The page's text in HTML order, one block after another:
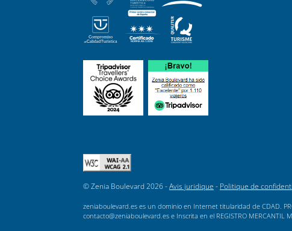
© Zenia Boulevard 2026 -Avis juridique - Politique de
zeniaboulevard.es es un dominio en Internet titularidad de CDAD.
contacto@zeniaboulevard.es e Inscrita en el REGISTRO MERCANTIL